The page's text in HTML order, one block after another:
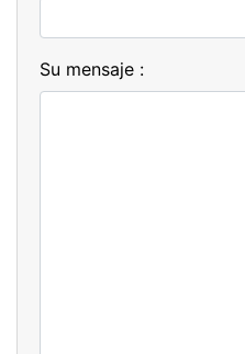
Su mensaje :